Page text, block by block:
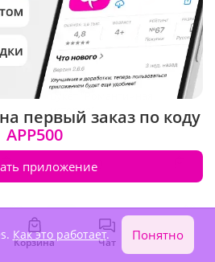
4.9(425)
история"
2 830 ₽
Акция
Корзина Чат Войти
на первый заказ по коду
APP500
приложение
Как это работает. Понятно